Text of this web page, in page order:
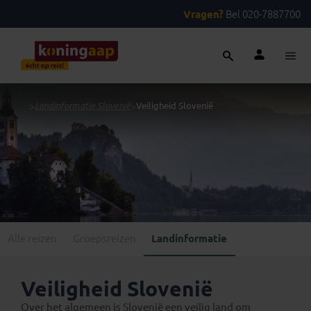
Vragen? Bel 020-7887700
Veiligheid Slovenië
Landinformatie
Veiligheid Slovenië
Over het algemeen is Slovenië een veilig land om